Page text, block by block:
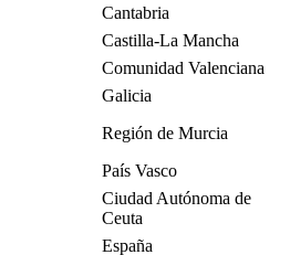
Cantabria
Castilla-La Mancha
Comunidad Valenciana
Galicia
Región de Murcia
País Vasco
Ciudad Autónoma de
Ceuta
España